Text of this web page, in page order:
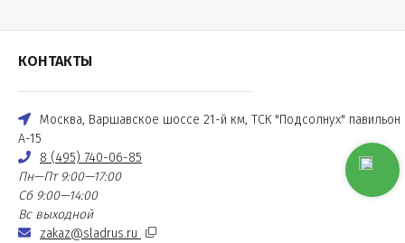
КОНТАКТЫ
Москва, Варшавское шоссе 21-й км, ТСК "Подсолнух" павильон
А-15
8 (495) 740-06-85
Пн—Пт 9:00—17:00
Сб 9:00—14:00
Вс выходной
zakaz@sladrus.ru